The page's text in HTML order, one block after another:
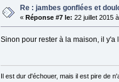
Re : jambes gonflées et
« Réponse #7 le: 22 juillet 2015
Sinon pour rester à la maison, il
Il est dur d'échouer, mais il est pire de